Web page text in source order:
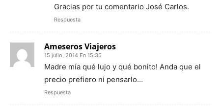
Gracias por tu comentario José Carlos.
Respuesta
Ameseros Viajeros
15 julio, 2014 En 15:35
Madre mía qué lujo y qué bonito! Anda que el
precio prefiero ni pensarlo…
Respuesta